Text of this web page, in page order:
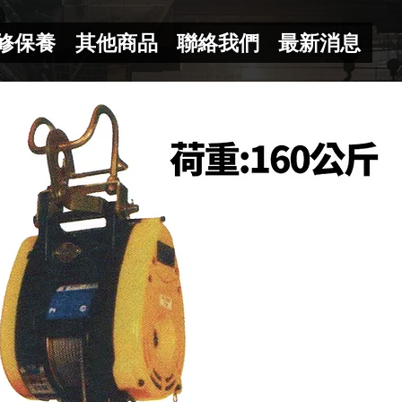
保養 其他商品 聯絡我們 最新消息